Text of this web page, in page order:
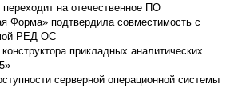
переходит на отечественное ПО
Форма» подтвердила совместимость с
РЕД ОС
прикладных аналитических
серверной операционной системы